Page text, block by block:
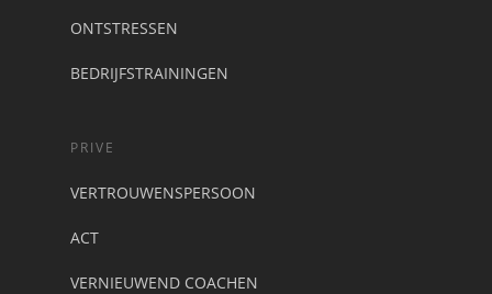
ONTSTRESSEN
BEDRIJFSTRAININGEN
PRIVE
VERTROUWENSPERSOON
ACT
VERNIEUWEND COACHEN